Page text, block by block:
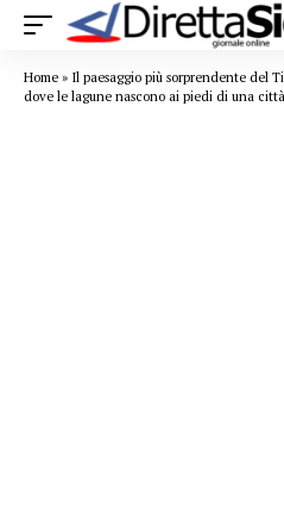
Home » Il paesaggio più sorprendente del
dove le lagune nascono ai piedi di una